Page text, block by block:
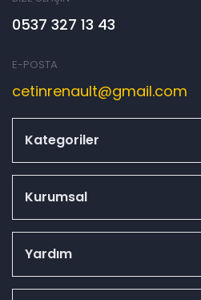
0537 327 13 43
E-POSTA
cetinrenault@gmail.com
Kategoriler
Kurumsal
Yardım